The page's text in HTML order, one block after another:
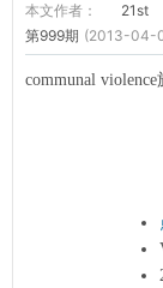
本文作者：
21st
第999期 (2013-04-
communal